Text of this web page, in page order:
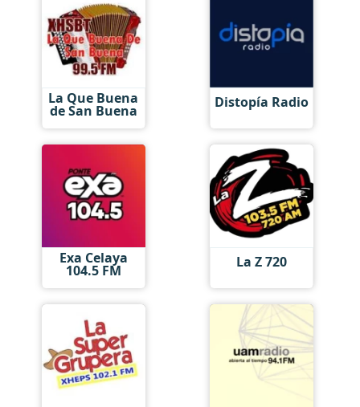
La Que Buena
de San Buena Distopía Radio
Exa Celaya
104.5 FM La Z 720